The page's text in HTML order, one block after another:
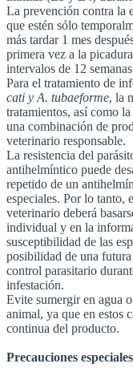
La prevención contra la
que estén sólo
más tardar 1 mes
primera vez a la
intervalos de 12
Para el tratamiento de
cati y A. tubaeforme, la
tratamientos, así como
una combinación de
veterinario responsable.
La resistencia del
antihelmíntico puede
repetido de un
especiales. Por lo tanto,
veterinario deberá
individual y en la
susceptibilidad de las
posibilidad de una
control parasitario
infestación.
Evite sumergir en agua
animal, ya que en estos
continua del producto.
Precauciones